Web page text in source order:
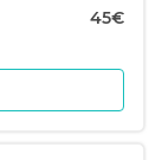
45€